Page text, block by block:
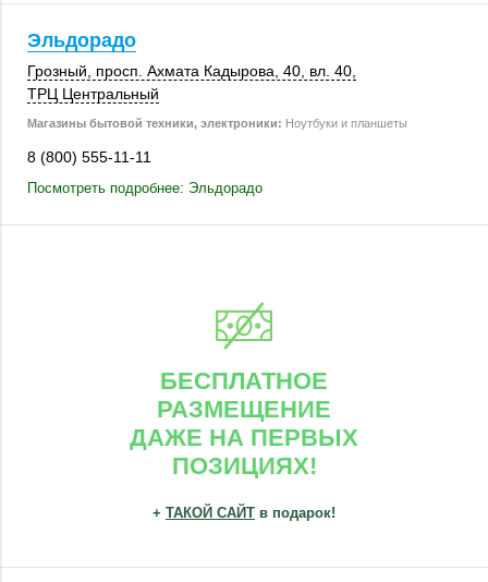
Эльдорадо
Грозный , просп. Ахмата Кадырова, 40, вл. 40
ТРЦ Центральный
Магазины бытовой техники, электроники: Ноутбуки и планшеты
8 (800) 555-11-11
Посмотреть подробнее: Эльдорадо
БЕСПЛАТНОЕ
РАЗМЕЩЕНИЕ
ДАЖЕ НА ПЕРВЫХ
ПОЗИЦИЯХ!
+ ТАКОЙ САЙТ в подарок!